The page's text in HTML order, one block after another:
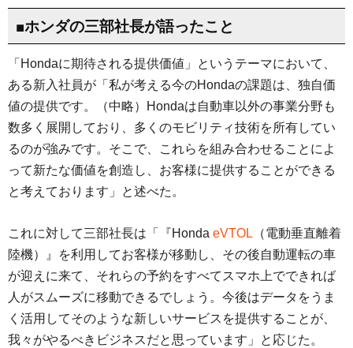
■ホンダの三部社長が語ったこと
「Hondaに期待される提供価値」というテーマにおいて、
ある新入社員が「私が考える今のHondaの課題は、独自価
値の提供です。（中略）Hondaは自動車以外の事業分野も
数多く展開しており、多くのモビリティ技術を所有してい
るのが強みです。そこで、これらを組み合わせることによ
って新たな価値を創造し、お客様に提供することができる
と考えております」と述べた。
これに対して三部社長は「『Honda eVTOL （電動垂直離着
陸機）』を利用してお客様が移動し、その後自動運転の車
が迎えに来て、それらの予約をすべてスマホ上でできれば
人がスムーズに移動できるでしょう。今後はデータをうま
く活用してそのような新しいサービスを提供することが、
我々がやるべきビジネスだと思っています」と応じた。